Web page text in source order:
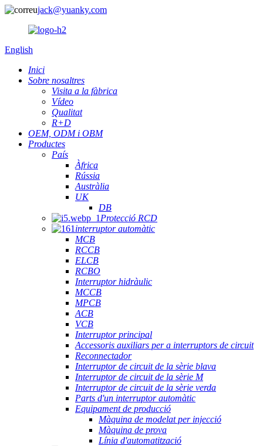
jack@yuanky.com
English
Inici
Sobre nosaltres
Visita a la fàbrica
Vídeo
Qualitat
R+D
OEM, ODM i OBM
Productes
País
Àfrica
Rússia
Austràlia
UK
DB
Protecció RCD
interruptor automàtic
MCB
RCCB
ELCB
RCBO
Interruptor hidràulic
MCCB
MPCB
ACB
VCB
Interruptor principal
Accessoris auxiliars per a interruptors de circuit
Reconnectador
Interruptor de circuit de la sèrie blava
Interruptor de circuit de la sèrie M
Interruptor de circuit de la sèrie verda
Parts d'un interruptor automàtic
Equipament de producció
Màquina de modelat per injecció
Màquina de prova
Línia d'automatització